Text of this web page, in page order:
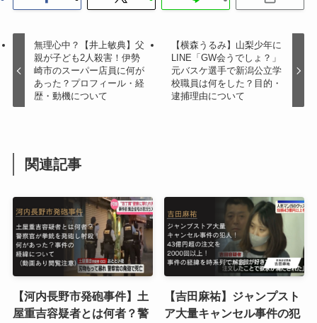
無理心中？【井上敏典】父
親が子ども2人殺害！伊勢
崎市のスーパー店員に何が
あった？プロフィール・経
歴・動機について
【横森うるみ】山梨少年に
LINE「GW会うでしょ？」
元バスケ選手で新潟公立学
校職員は何をした？目的・
逮捕理由について
関連記事
【河内長野市発砲事件】土
屋重吉容疑者とは何者？警
【吉田麻祐】ジャンプスト
ア大量キャンセル事件の犯